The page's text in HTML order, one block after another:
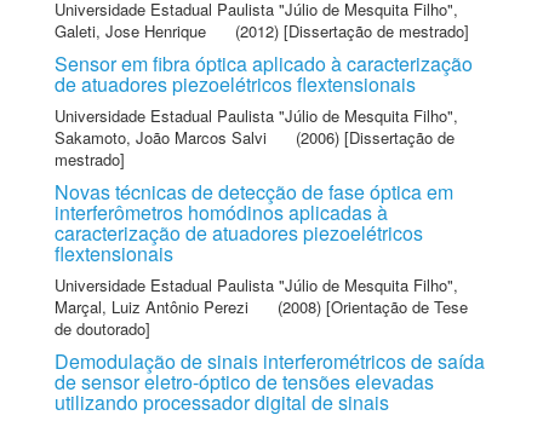
Universidade Estadual Paulista "Júlio de Mesquita Filho",
Galeti, Jose Henrique
(2012) [Dissertação de mestrado]
Sensor em fibra óptica aplicado à caracterização
de atuadores piezoelétricos flextensionais
Universidade Estadual Paulista "Júlio de Mesquita Filho",
Sakamoto, João Marcos Salvi
(2006) [Dissertação de
mestrado]
Novas técnicas de detecção de fase óptica em
interferômetros homódinos aplicadas à
caracterização de atuadores piezoelétricos
flextensionais
Universidade Estadual Paulista "Júlio de Mesquita Filho",
Marçal, Luiz Antônio Perezi
(2008) [Orientação de Tese
de doutorado]
Demodulação de sinais interferométricos de saída
de sensor eletro-óptico de tensões elevadas
utilizando processador digital de sinais